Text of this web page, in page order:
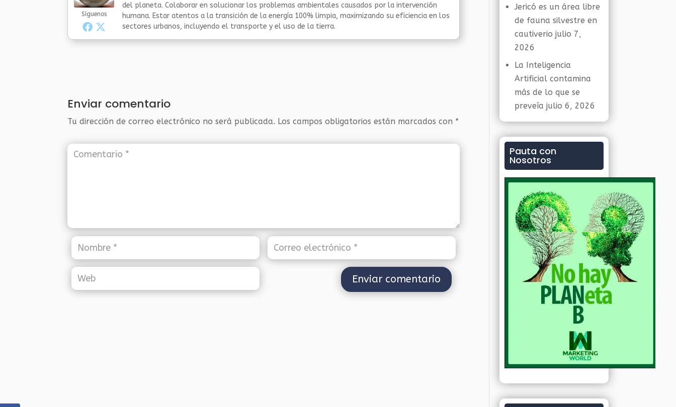
Síguenos
del planeta. Colaborar en solucionar los problemas ambientales causados por la intervención
humana. Estar atentos a la transición de la energía 100% limpia, maximizando su eficiencia en los
sectores urbanos, incluyendo el transporte y el uso de la tierra.
Enviar comentario
Tu dirección de correo electrónico no será publicada. Los campos obligatorios están marcados con *
Jericó es un área libre
de fauna silvestre en
cautiverio julio 7,
2026
La Inteligencia
Artificial contamina
más de lo que se
preveía julio 6, 2026
Pauta con
Nosotros